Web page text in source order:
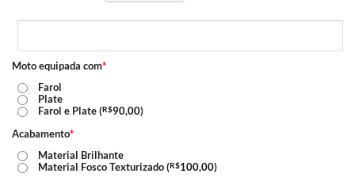
Moto equipada com*
Farol
Plate
Farol e Plate (R$90,00)
Acabamento*
Material Brilhante
Material Fosco Texturizado (R$100,00)